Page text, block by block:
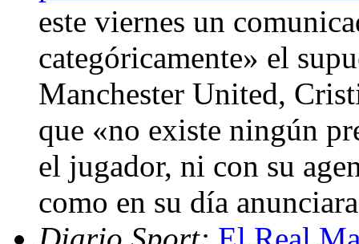
este viernes un
categóricamente» el
Manchester United,
que «no existe ningún
el jugador, ni con su
como en su día